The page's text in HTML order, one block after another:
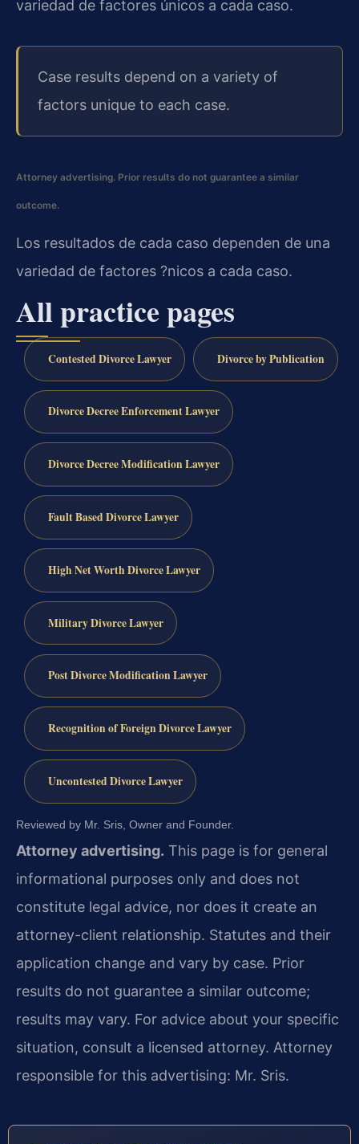
variedad de factores únicos a cada caso.
Case results depend on a variety of
factors unique to each case.
Attorney advertising. Prior results do not guarantee a similar
outcome.
Los resultados de cada caso dependen de una
variedad de factores ?nicos a cada caso.
All practice pages
Contested Divorce Lawyer Divorce by Publication
Divorce Decree Enforcement Lawyer
Divorce Decree Modification Lawyer
Fault Based Divorce Lawyer
High Net Worth Divorce Lawyer
Military Divorce Lawyer
Post Divorce Modification Lawyer
Recognition of Foreign Divorce Lawyer
Uncontested Divorce Lawyer
Reviewed by Mr. Sris, Owner and Founder.
Attorney advertising. This page is for general
informational purposes only and does not
constitute legal advice, nor does it create an
attorney-client relationship. Statutes and their
application change and vary by case. Prior
results do not guarantee a similar outcome;
results may vary. For advice about your specific
situation, consult a licensed attorney. Attorney
responsible for this advertising: Mr. Sris.